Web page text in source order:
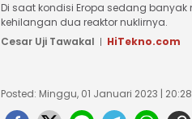
Di saat kondisi Eropa sedang
kehilangan dua reaktor nuklirnya.
Cesar Uji Tawakal
HiTekno.com
Posted: Minggu, 01 Januari 2023 |